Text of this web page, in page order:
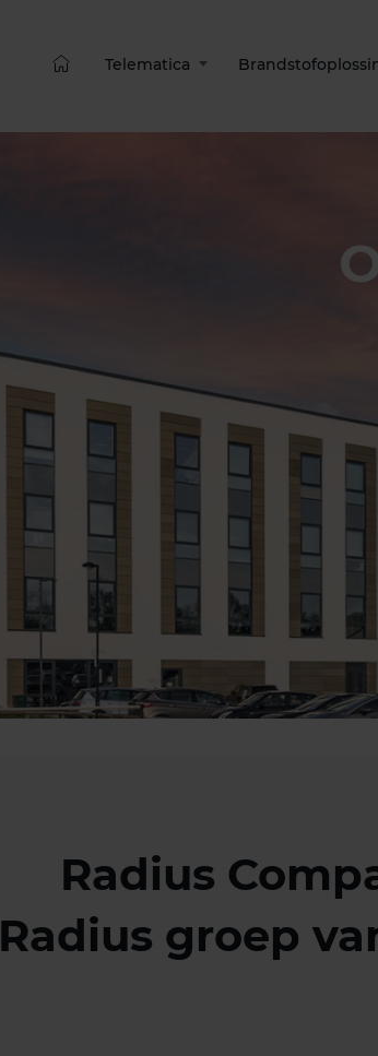
Telematica
Radius
Radius groep